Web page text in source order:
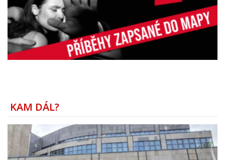
KAM DÁL?